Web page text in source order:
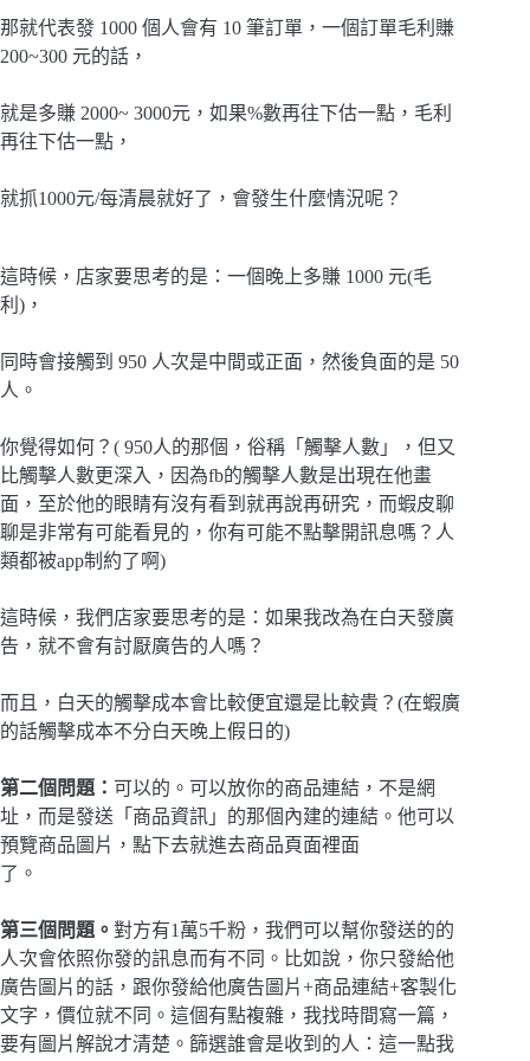
那就代表發 1000 個人會有 10 筆訂單，一個訂單毛利賺
200~300 元的話，
就是多賺 2000~ 3000元，如果%數再往下估一點，毛利
再往下估一點，
就抓1000元/每清晨就好了，會發生什麼情況呢？
這時候，店家要思考的是：一個晚上多賺 1000 元(毛
利)，
同時會接觸到 950 人次是中間或正面，然後負面的是 50
人。
你覺得如何？( 950人的那個，俗稱「觸擊人數」，但又
比觸擊人數更深入，因為fb的觸擊人數是出現在他畫
面，至於他的眼睛有沒有看到就再說再研究，而蝦皮聊
聊是非常有可能看見的，你有可能不點擊開訊息嗎？人
類都被app制約了啊)
這時候，我們店家要思考的是：如果我改為在白天發廣
告，就不會有討厭廣告的人嗎？
而且，白天的觸擊成本會比較便宜還是比較貴？(在蝦廣
的話觸擊成本不分白天晚上假日的)
第二個問題： 可以的。可以放你的商品連結，不是網
址，而是發送「商品資訊」的那個內建的連結。他可以
預覽商品圖片，點下去就進去商品頁面裡面
了。
第三個問題。 對方有1萬5千粉，我們可以幫你發送的的
人次會依照你發的訊息而有不同。比如說，你只發給他
廣告圖片的話，跟你發給他廣告圖片+商品連結+客製化
文字，價位就不同。這個有點複雜，我找時間寫一篇，
要有圖片解說才清楚。篩選誰會是收到的人：這一點我